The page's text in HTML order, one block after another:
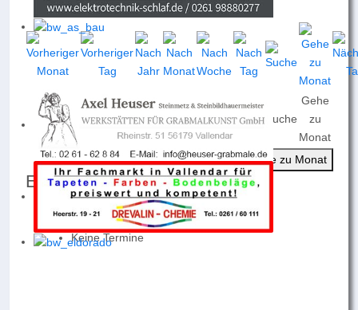
Nach
Jahr
Nach
Monat
Nach
Woche
Heute Suche
Gehe
zu
Monat
Gehe zu Monat
Events für
Donnerstag, 27. Juni 2024
Keine Termine